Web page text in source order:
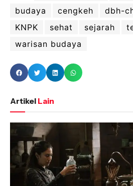
budaya
cengkeh dbh-
KNPK
sehat sejarah
warisan budaya
Artikel Lain